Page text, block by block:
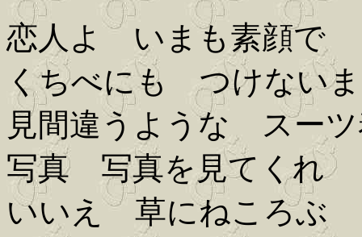
恋人よ いまも素顔で
くちべにも つけない
見間違うような スー
写真 写真を見てくれ
いいえ 草にねころぶ